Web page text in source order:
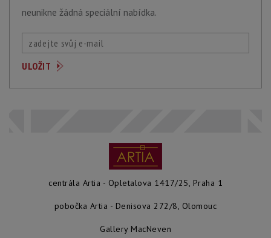
neunikne žádná speciální nabídka.
centrála Artia - Opletalova 1417/25, Praha 1
pobočka Artia - Denisova 272/8, Olomouc
Gallery MacNeven